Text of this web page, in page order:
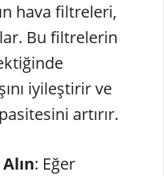
hava filtreleri,
Bu filtrelerin
iyileştirir ve
artırır.
: Eğer